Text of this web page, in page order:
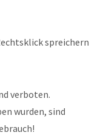
spreichern
verboten.
wurden, sind